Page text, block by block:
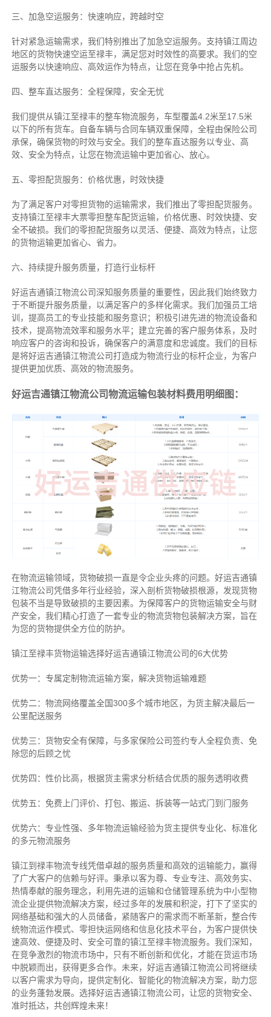
三、加急空运服务：快速响应，跨越时空
针对紧急运输需求，我们特别推出了加急空运服务。支持镇江周边
地区的货物快速空运至禄丰，满足您对时效性的高要求。我们的空
运服务以快速响应、高效运作为特点，让您在竞争中抢占先机。
四、整车直达服务：全程保障，安全无忧
我们提供从镇江至禄丰的整车物流服务，车型覆盖4.2米至17.5米
以下的所有货车。自备车辆与合同车辆双重保障，全程由保险公司
承保，确保货物的时效与安全。我们的整车直达服务以专业、高
效、安全为特点，让您在物流运输中更加省心、放心。
五、零担配货服务：价格优惠，时效快捷
为了满足客户对零担货物的运输需求，我们推出了零担配货服务。
支持镇江至禄丰大票零担整车配货运输，价格优惠、时效快捷、安
全不破损。我们的零担配货服务以灵活、便捷、高效为特点，让您
的货物运输更加省心、省力。
六、持续提升服务质量，打造行业标杆
好运吉通镇江物流公司深知服务质量的重要性，因此我们始终致力
于不断提升服务质量，以满足客户的多样化需求。我们加强员工培
训，提高员工的专业技能和服务意识；积极引进先进的物流设备和
技术，提高物流效率和服务水平；建立完善的客户服务体系，及时
响应客户的咨询和投诉，确保客户的满意度和忠诚度。我们的目标
是将好运吉通镇江物流公司打造成为物流行业的标杆企业，为客户
提供更加优质、高效的物流服务。
好运吉通镇江物流公司物流运输包装材料费用明细图：
在物流运输领域，货物破损一直是令企业头疼的问题。好运吉通镇
江物流公司凭借多年行业经验，深入剖析货物破损根源，发现货物
包装不当是导致破损的主要因素。为保障客户的货物运输安全与财
产安全，我们精心打造了一套专业的物流货物包装解决方案，旨在
为您的货物提供全方位的防护。
镇江至禄丰货物运输选择好运吉通镇江物流公司的6大优势
优势一：专属定制物流运输方案，解决货物运输难题
优势二：物流网络覆盖全国300多个城市地区，为货主解决最后一
公里配送服务
优势三：货物安全有保障，与多家保险公司签约专人全程负责、免
除您的后顾之忧
优势四：性价比高，根据货主需求分析结合优质的服务透明收费
优势五：免费上门评价、打包、搬运、拆装等一站式门到门服务
优势六：专业性强、多年物流运输经验为货主提供专业化、标准化
的多元物流服务
镇江到禄丰物流专线凭借卓越的服务质量和高效的运输能力，赢得
了广大客户的信赖与好评。 秉承以客为尊、专业专注、高效务实、
热情奉献的服务理念，利用先进的运输和仓储管理系统为中小型物
流企业提供物流解决方案，经过多年的发展和积淀，打下了坚实的
网络基础和强大的人员储备，紧随客户的需求而不断革新，整合传
统物流运作模式、零担快运网络和信息化技术平台，为客户提供快
速高效、便捷及时、安全可靠的镇江至禄丰物流服务。 我们深知，
在竞争激烈的物流市场中，只有不断创新和优化，才能在货运市场
中脱颖而出，获得更多合作。 未来，好运吉通镇江物流公司将继续
以客户需求为导向，提供定制化、智能化的物流解决方案，助力您
的业务蓬勃发展。选择好运吉通镇江物流公司，让您的货物安全、
准时抵达，共创辉煌未来！